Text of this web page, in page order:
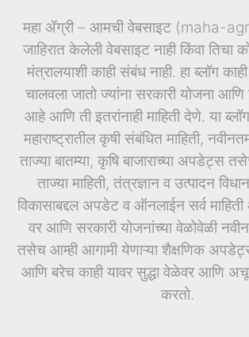
महा ॲग्री – आमची वेबसाइट (maha-
जाहिरात केलेली वेबसाइट नाही किंवा तिचा
मंत्रालयाशी काही संबंध नाही. हा ब्लॉग
चालवला जातो ज्यांना सरकारी योजना
आहे आणि ती इतरांनाही माहिती देणे. या
महाराष्ट्रातील कृषी संबंधित माहिती,
ताज्या बातम्या, कृषि बाजाराच्या अपडेट्स
ताज्या माहिती, तंत्रज्ञान व उत्पादन
विकासाबद्दल अपडेट व ऑनलाईन सर्व
वर आणि सरकारी योजनांच्या वेळोवेळी
तसेच आम्ही आगामी येणाऱ्या शैक्षणिक
आणि बरेच काही यावर सुद्धा वेळेवर आणि
करतो.